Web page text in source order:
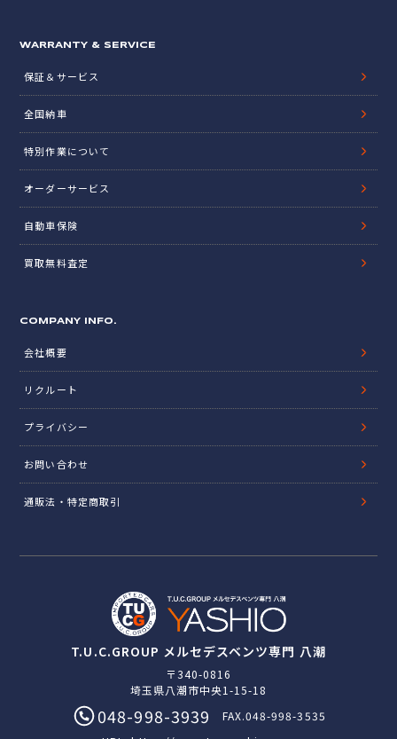
WARRANTY & SERVICE
保証＆サービス
全国納車
特別作業について
オーダーサービス
自動車保険
買取無料査定
COMPANY INFO.
会社概要
リクルート
プライバシー
お問い合わせ
通販法・特定商取引
T.U.C.GROUP メルセデスベンツ専門 八潮
〒340-0816
埼玉県八潮市中央1-15-18
048-998-3939
FAX.048-998-3535